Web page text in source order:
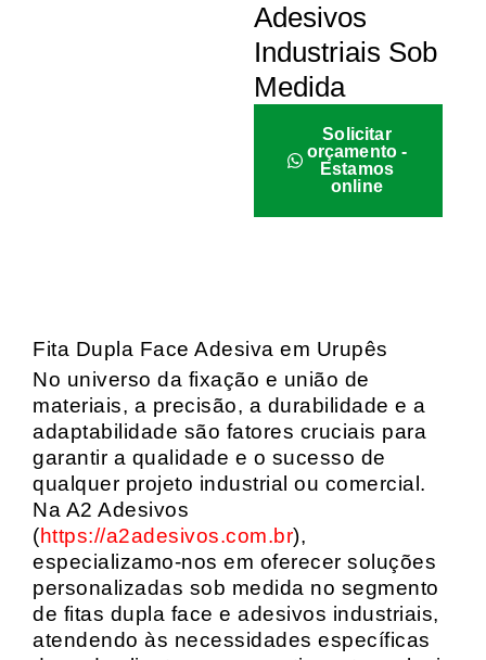
Adesivos
Industriais Sob
Medida
Solicitar
orçamento -
Estamos
online
Fita Dupla Face Adesiva em Urupês
No universo da fixação e união de
materiais, a precisão, a durabilidade e a
adaptabilidade são fatores cruciais para
garantir a qualidade e o sucesso de
qualquer projeto industrial ou comercial.
Na A2 Adesivos
(https://a2adesivos.com.br),
especializamo-nos em oferecer soluções
personalizadas sob medida no segmento
de fitas dupla face e adesivos industriais,
atendendo às necessidades específicas